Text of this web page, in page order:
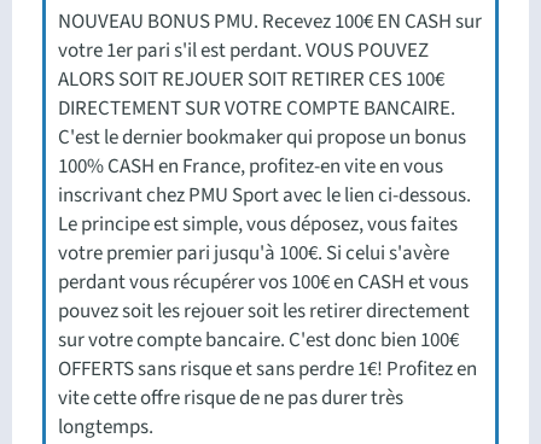
NOUVEAU BONUS PMU. Recevez 100€ EN CASH sur
votre 1er pari s'il est perdant. VOUS POUVEZ
ALORS SOIT REJOUER SOIT RETIRER CES 100€
DIRECTEMENT SUR VOTRE COMPTE BANCAIRE.
C'est le dernier bookmaker qui propose un bonus
100% CASH en France, profitez-en vite en vous
inscrivant chez PMU Sport avec le lien ci-dessous.
Le principe est simple, vous déposez, vous faites
votre premier pari jusqu'à 100€. Si celui s'avère
perdant vous récupérer vos 100€ en CASH et vous
pouvez soit les rejouer soit les retirer directement
sur votre compte bancaire. C'est donc bien 100€
OFFERTS sans risque et sans perdre 1€! Profitez en
vite cette offre risque de ne pas durer très
longtemps.